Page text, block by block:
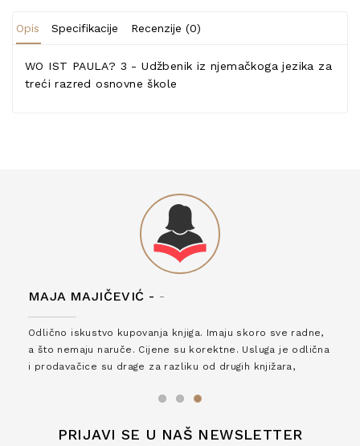
Opis Specifikacije Recenzije (0)
WO IST PAULA? 3 - Udžbenik iz njemačkoga jezika za
treći razred osnovne škole
MAJA MAJIČEVIĆ - -
Odlično iskustvo kupovanja knjiga. Imaju skoro sve radne,
a što nemaju naruče. Cijene su korektne. Usluga je odlična
i prodavačice su drage za razliku od drugih knjižara,
PRIJAVI SE U NAŠ NEWSLETTER